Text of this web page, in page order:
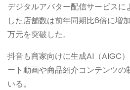
デジタルアバター配信サービス
した店舗数は前年同期比6倍に増
万元を突破した。
抖音も商家向けに生成AI（AIGC
ート動画や商品紹介コンテンツの
いる。